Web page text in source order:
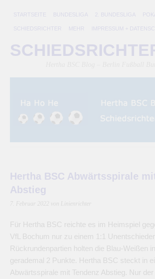
STARTSEITE BUNDESLIGA 2. BUNDESLIGA
SCHIEDSRICHTER MEHR IMPRESSUM +
Hertha BSC Abwärtsspirale
Abstieg
7. Februar 2022 von Linienrichter
Für Hertha BSC reichte es im Heimspiel
VfL Bochum nur zu einem 1:1
Rückrundenpartien holten die Blau-Weißen
gerademal 2 Punkte. Hertha BSC steckt in
Abwärtsspirale mit Tendenz Abstieg. Nur